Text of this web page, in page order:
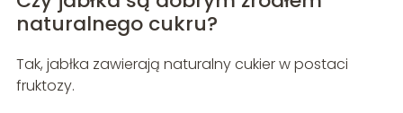
naturalnego cukru?
Tak, jabłka zawierają naturalny cukier w postaci
fruktozy.